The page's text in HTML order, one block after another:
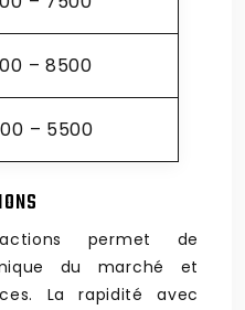
– 8500
– 5500
permet de
du marché et
La rapidité avec